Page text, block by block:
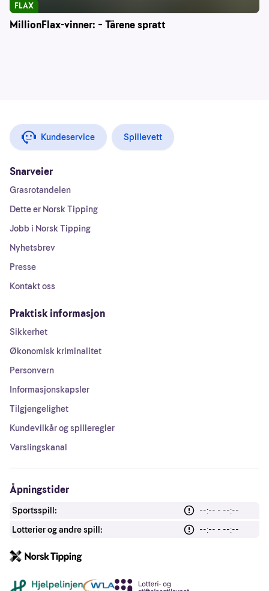
MillionFlax-vinner: – Tårene spratt
FLAX
Kundeservice Spillevett
Snarveier
Grasrotandelen
Dette er Norsk Tipping
Jobb i Norsk Tipping
Nyhetsbrev
Presse
Kontakt oss
Praktisk informasjon
Sikkerhet
Økonomisk kriminalitet
Personvern
Informasjonskapsler
Tilgjengelighet
Kundevilkår og spilleregler
Varslingskanal
Åpningstider
Sportsspill:
--:-- - --:--
Lotterier og andre spill:
--:-- - --:--
Andre lenker